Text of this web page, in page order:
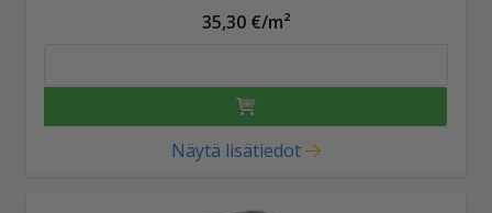
35,30 €/m²
Näytä lisätiedot